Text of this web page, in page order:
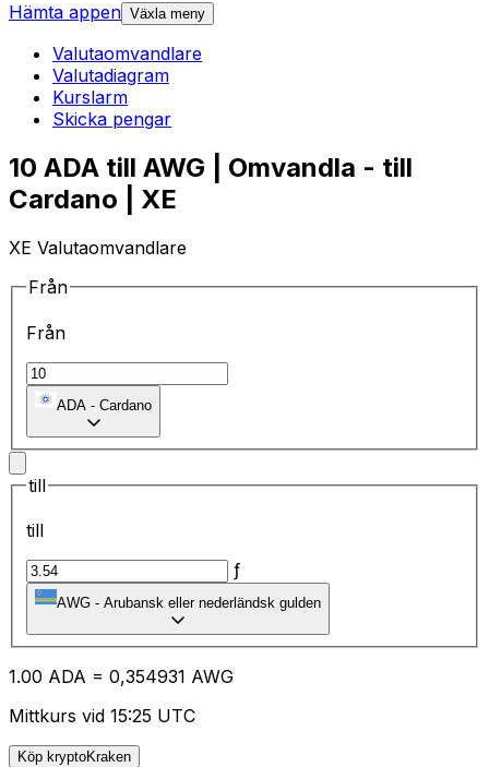
Hämta appen Växla meny
Valutaomvandlare
Valutadiagram
Kurslarm
Skicka pengar
10 ADA till AWG | Omvandla - till
Cardano | XE
XE Valutaomvandlare
Från
Från
ADA - Cardano
till
till
ƒ
AWG - Arubansk eller nederländsk gulden
1.00 ADA = 0,354931 AWG
Mittkurs vid 15:25 UTC
Köp kryptoKraken